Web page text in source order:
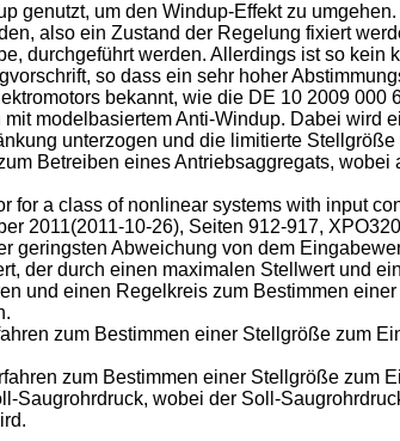
genutzt, um den Windup-Effekt zu
also ein Zustand der Regelung fixiert
durchgeführt werden. Allerdings ist so
so dass ein sehr hoher
bekannt, wie die DE 10 2009 000
mit modelbasiertem Anti-Windup. Dabei
unterzogen und die limitierte
Betreiben eines Antriebsaggregats,
for a class of nonlinear systems with input
2011(2011-10-26), Seiten 912-917,
geringsten Abweichung von dem
der durch einen maximalen Stellwert und
und einen Regelkreis zum Bestimmen
zum Bestimmen einer Stellgröße zum
zum Bestimmen einer Stellgröße zum
Saugrohrdruck, wobei der Soll-